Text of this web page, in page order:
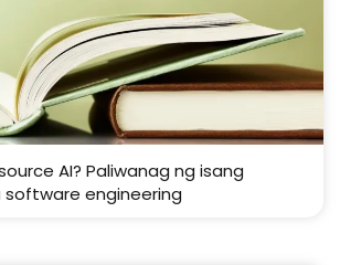
AI? Paliwanag ng isang
software engineering